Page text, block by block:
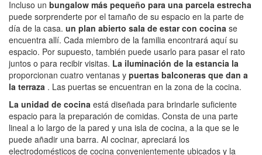
Incluso un bungalow más pequeño para una parcela estrecha
puede sorprenderte por el tamaño de su espacio en la parte de
día de la casa. un plan abierto sala de estar con cocina se
encuentra allí. Cada miembro de la familia encontrará aquí su
espacio. Por supuesto, también puede usarlo para pasar el rato
juntos o para recibir visitas. La iluminación de la estancia la
proporcionan cuatro ventanas y puertas balconeras que dan a
la terraza . Las puertas se encuentran en la zona de la cocina.
La unidad de cocina está diseñada para brindarle suficiente
espacio para la preparación de comidas. Consta de una parte
lineal a lo largo de la pared y una isla de cocina, a la que se le
puede añadir una barra. Al cocinar, apreciará los
electrodomésticos de cocina convenientemente ubicados y la